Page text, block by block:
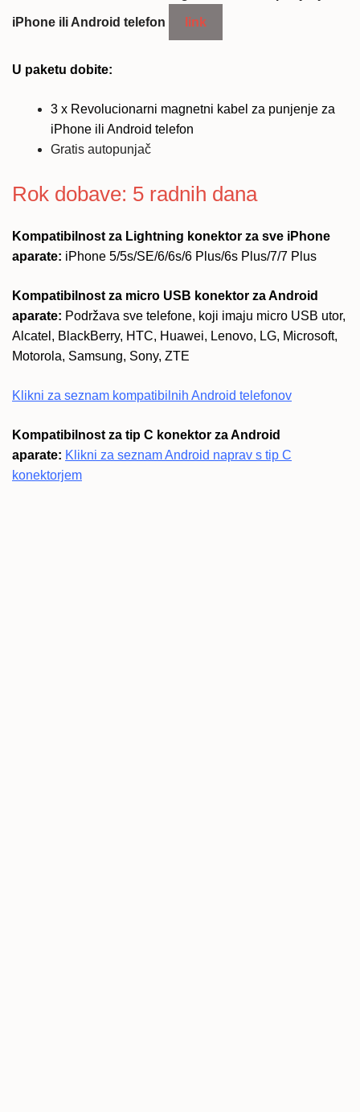
iPhone ili Android telefon link
U paketu dobite:
3 x Revolucionarni magnetni kabel za punjenje za
iPhone ili Android telefon
Gratis autopunjač
Rok dobave: 5 radnih dana
Kompatibilnost za Lightning konektor za sve iPhone
aparate: iPhone 5/5s/SE/6/6s/6 Plus/6s Plus/7/7 Plus
Kompatibilnost za micro USB konektor za Android
aparate: Podržava sve telefone, koji imaju micro USB utor,
Alcatel, BlackBerry, HTC, Huawei, Lenovo, LG, Microsoft,
Motorola, Samsung, Sony, ZTE
Klikni za seznam kompatibilnih Android telefonov
Kompatibilnost za tip C konektor za Android
aparate: Klikni za seznam Android naprav s tip C
konektorjem